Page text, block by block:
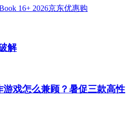
解
游戏怎么兼顾？暑促三款高性